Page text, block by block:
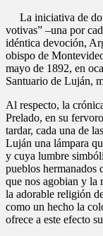
La iniciativa de
votivas” –una por
idéntica devoción,
obispo de
mayo de 1892, en
Santuario de Luján,
Al respecto, la
Prelado, en su
tardar, cada una de
Luján una lámpara
y cuya lumbre
pueblos hermanados
que nos agobian y la
la adorable religión
como un hecho la
ofrece a este efecto